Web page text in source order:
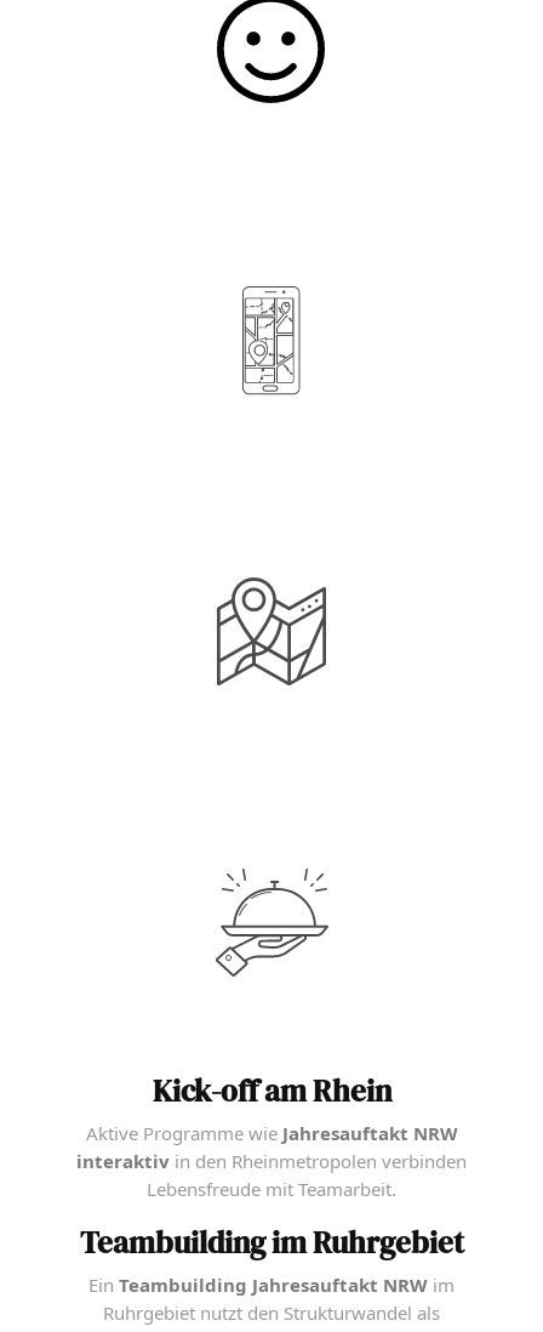
Kick-off am Rhein
Aktive Programme wie Jahresauftakt NRW
interaktiv in den Rheinmetropolen verbinden
Lebensfreude mit Teamarbeit.
Teambuilding im Ruhrgebiet
Ein Teambuilding Jahresauftakt NRW im
Ruhrgebiet nutzt den Strukturwandel als